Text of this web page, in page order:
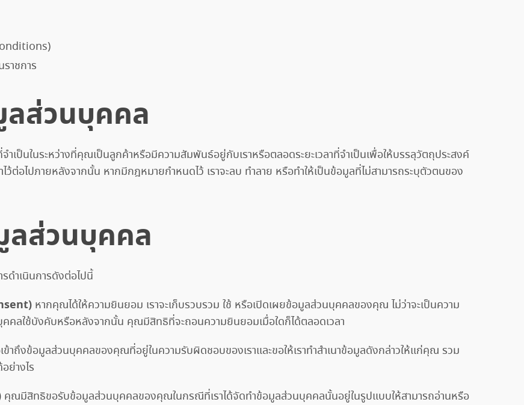
าชการ
ลส่วนบุคคล
ำเป็นในระหว่างที่คุณเป็นลูกค้าหรือมีความสัมพันธ์อยู่กับเราหรือตลอดระยะเวลาที่จำเป็นเพื่อให้บรรลุวัตถุประสงค์
ต่อไปภายหลังจากนั้น หากมีกฎหมายกำหนดไว้ เราจะลบ ทำลาย หรือทำให้เป็นข้อมูลที่ไม่สามารถระบุตัวตนของ
ลส่วนบุคคล
ำเนินการดังต่อไปนี้
หากคุณได้ให้ความยินยอม เราจะเก็บรวบรวม ใช้ หรือเปิดเผยข้อมูลส่วนบุคคลของคุณ ไม่ว่าจะเป็นความ
ลใช้บังคับหรือหลังจากนั้น คุณมีสิทธิที่จะถอนความยินยอมเมื่อใดก็ได้ตลอดเวลา
าถึงข้อมูลส่วนบุคคลของคุณที่อยู่ในความรับผิดชอบของเราและขอให้เราทำสำเนาข้อมูลดังกล่าวให้แก่คุณ รวม
ย่างไร
คุณมีสิทธิขอรับข้อมูลส่วนบุคคลของคุณในกรณีที่เราได้จัดทำข้อมูลส่วนบุคคลนั้นอยู่ในรูปแบบให้สามารถอ่านหรือ